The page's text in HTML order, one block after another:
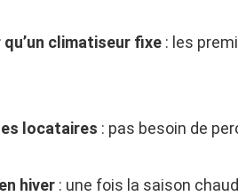
climatiseur fixe : les
locataires : pas besoin de
hiver : une fois la saison